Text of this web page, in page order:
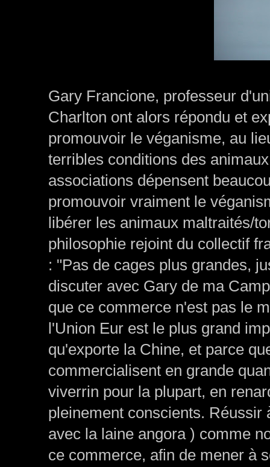
Gary Francione, professeur
Charlton ont alors répondu et
promouvoir le véganisme, au
terribles conditions des
associations dépensent
promouvoir vraiment le
libérer les animaux maltraités/
philosophie rejoint du collectif
: "Pas de cages plus grandes,
discuter avec Gary de ma
que ce commerce n'est pas le
l'Union Eur est le plus grand
qu'exporte la Chine, et parce
commercialisent en grande
viverrin pour la plupart, en
pleinement conscients.
avec la laine angora ) comme
ce commerce, afin de mener à